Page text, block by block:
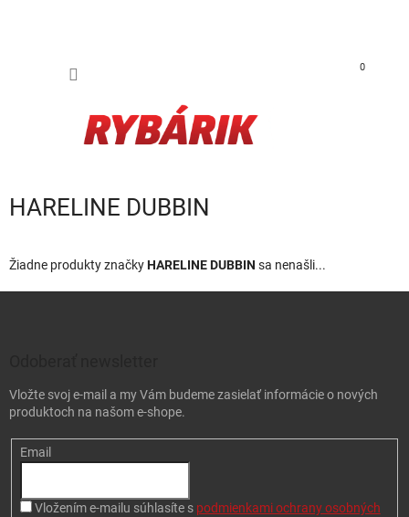
0
HARELINE DUBBIN
Žiadne produkty značkyHARELINE DUBBIN sa nenašli...
Vložte svoj e-mail a my Vám budeme zasielať informácie o nových
produktoch na našom e-shope.
Email
Vložením e-mailu súhlasíte s podmienkami ochrany osobných